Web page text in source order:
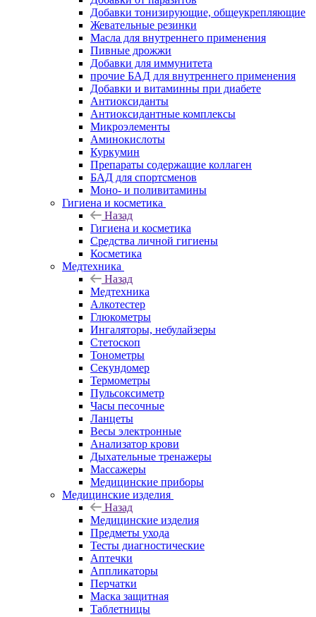
Добавки тонизирующие, общеукрепляющие
Жевательные резинки
Масла для внутреннего применения
Пивные дрожжи
Добавки для иммунитета
прочие БАД для внутреннего применения
Добавки и витаминны при диабете
Антиоксиданты
Антиоксидантные комплексы
Микроэлементы
Аминокислоты
Куркумин
Препараты содержащие коллаген
БАД для спортсменов
Моно- и поливитамины
Гигиена и косметика
Назад
Гигиена и косметика
Средства личной гигиены
Косметика
Медтехника
Назад
Медтехника
Алкотестер
Глюкометры
Ингаляторы, небулайзеры
Стетоскоп
Тонометры
Секундомер
Термометры
Пульсоксиметр
Часы песочные
Ланцеты
Весы электронные
Анализатор крови
Дыхательные тренажеры
Массажеры
Медицинские приборы
Медицинские изделия
Назад
Медицинские изделия
Предметы ухода
Тесты диагностические
Аптечки
Аппликаторы
Перчатки
Маска защитная
Таблетницы